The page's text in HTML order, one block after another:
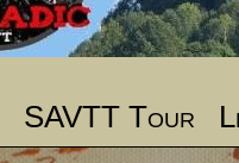
SAVTT Tour